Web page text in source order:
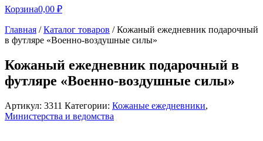
Корзина0,00 ₽
Главная /Каталог товаров /Кожаный ежедневник подарочный
в футляре «Военно-воздушные силы»
Кожаный ежедневник подарочный в
футляре «Военно-воздушные силы»
Артикул: 3311 Категории: Кожаные ежедневники,
Министерства и ведомства